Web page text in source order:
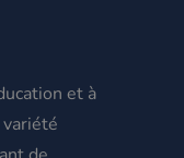
et à